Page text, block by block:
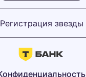
Регистрация звезды